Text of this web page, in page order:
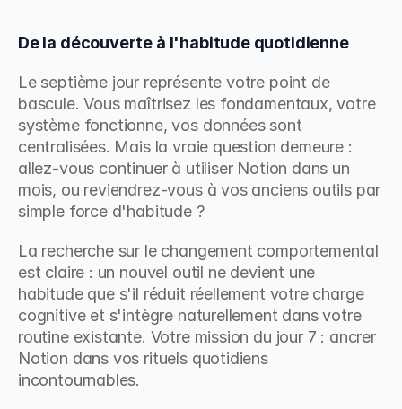
De la découverte à l'habitude quotidienne
Le septième jour représente votre point de
bascule. Vous maîtrisez les fondamentaux, votre
système fonctionne, vos données sont
centralisées. Mais la vraie question demeure :
allez-vous continuer à utiliser Notion dans un
mois, ou reviendrez-vous à vos anciens outils par
simple force d'habitude ?
La recherche sur le changement comportemental
est claire : un nouvel outil ne devient une
habitude que s'il réduit réellement votre charge
cognitive et s'intègre naturellement dans votre
routine existante. Votre mission du jour 7 : ancrer
Notion dans vos rituels quotidiens
incontournables.